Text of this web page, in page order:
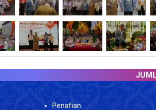
JUMLAH
Penafian